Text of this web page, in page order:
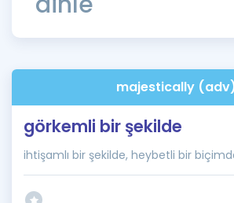
Kampanyalar
İngilizce Gramermajestically
görkemli bir şekilde
ihtişamlı bir şekilde, heybetli bir